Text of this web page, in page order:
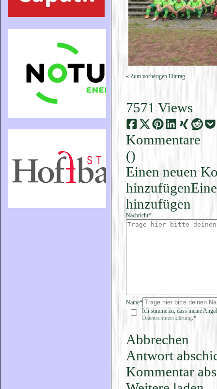
« Zum vorherigen Eintrag
7571 Views
Kommentare
()
Einen neuen
hinzufügen
hinzufügen
Nachricht*
Name*
Ich stimme zu, dass meine
Datenschutzerklärung .*
Abbrechen
Antwort
Kommentar